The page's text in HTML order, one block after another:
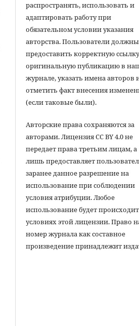
распространять, использовать и
адаптировать работу при
обязательном условии указания
авторства. Пользователи должны
предоставить корректную
оригинальную публикацию в
журнале, указать имена авторов
отметить факт внесения
(если таковые были).
Авторские права сохраняются за
авторами. Лицензия CC BY 4.0 не
передает права третьим лицам, а
лишь предоставляет
заранее данное разрешение на
использование при соблюдении
условия атрибуции. Любое
использование будет
условиях этой лицензии. Право
номер журнала как составное
произведение принадлежит